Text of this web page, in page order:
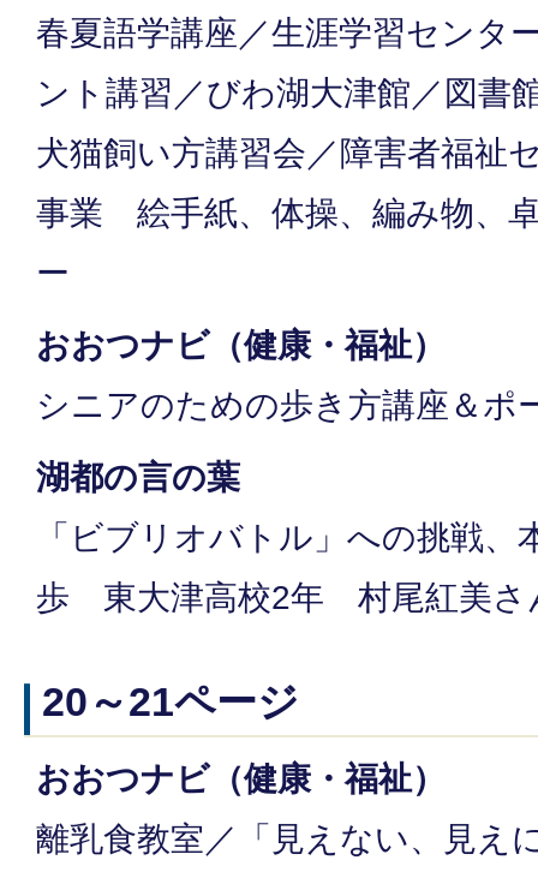
春夏語学講座／生涯学習センタ
ント講習／びわ湖大津館／図書
犬猫飼い方講習会／障害者福祉
事業 絵手紙、体操、編み物、
ー
おおつナビ（健康・福祉）
シニアのための歩き方講座＆ポ
湖都の言の葉
「ビブリオバトル」への挑戦
歩 東大津高校2年 村尾紅美さ
20～21ページ
おおつナビ（健康・福祉）
離乳食教室／「見えない、見え